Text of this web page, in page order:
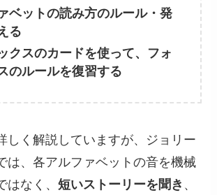
ベットの読み方のルール・発
る
クスのカードを使って、フォ
のルールを復習する
しく解説していますが、ジョリー
は、各アルファベットの音を機械
はなく、短いストーリーを聞き 、